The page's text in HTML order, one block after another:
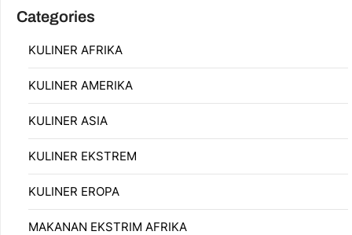
Categories
KULINER AFRIKA
KULINER AMERIKA
KULINER ASIA
KULINER EKSTREM
KULINER EROPA
MAKANAN EKSTRIM AFRIKA